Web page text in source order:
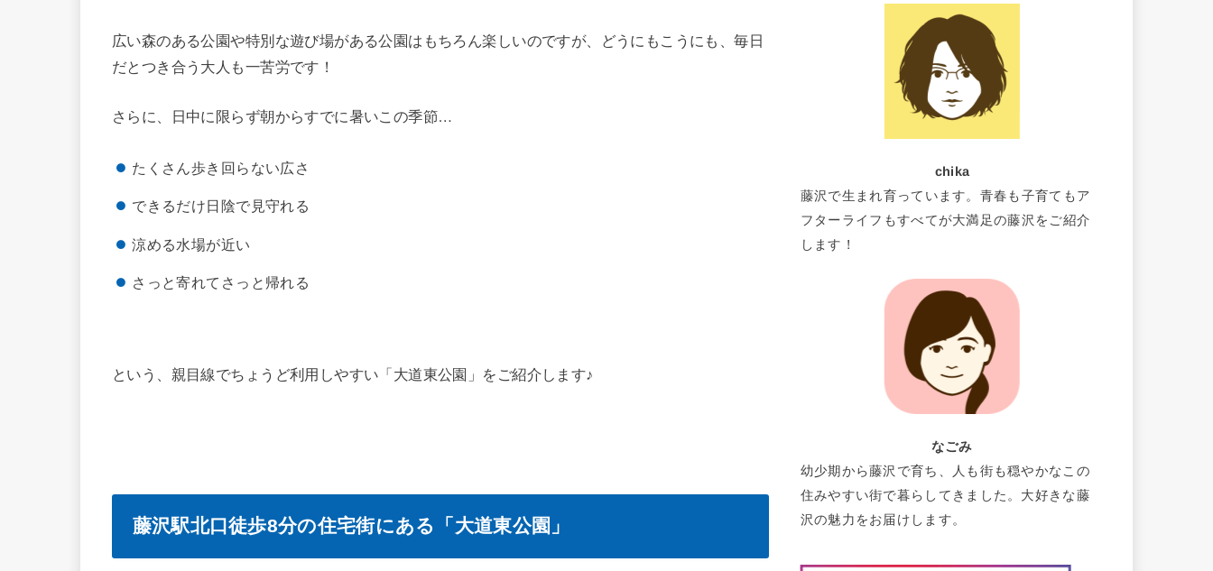
広い森のある公園や特別な遊び場がある公園はもちろん楽しいのですが、どうにもこうにも、毎日
だとつき合う大人も一苦労です！
さらに、日中に限らず朝からすでに暑いこの季節…
たくさん歩き回らない広さ
できるだけ日陰で見守れる
涼める水場が近い
さっと寄れてさっと帰れる
という、親目線でちょうど利用しやすい「大道東公園」をご紹介します♪
藤沢駅北口徒歩8分の住宅街にある「大道東公園」
chika
藤沢で生まれ育っています。青春も子育てもア
フターライフもすべてが大満足の藤沢をご紹介
します！
なごみ
幼少期から藤沢で育ち、人も街も穏やかなこの
住みやすい街で暮らしてきました。大好きな藤
沢の魅力をお届けします。